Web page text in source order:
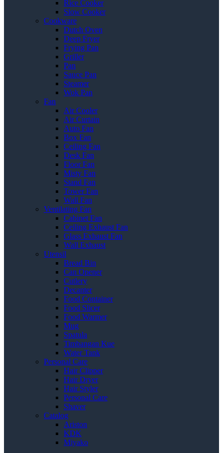
Rice Cooker
Slow Cooker
Cookware
Dutch Oven
Deep Fryer
Frying Pan
Griller
Pan
Sauce Pan
Steamer
Wok Pan
Fan
Air Cooler
Air Curtain
Auto Fan
Box Fan
Ceiling Fan
Desk Fan
Floor Fan
Misty Fan
Stand Fan
Tower Fan
Wall Fan
Ventilating Fan
Cabinet Fan
Ceiling Exhaust Fan
Glass Exhaust Fan
Wall Exhaust
Utensil
Bread Bin
Can Opener
Cutlery
Decanter
Food Container
Food Slicer
Food Warmer
Mug
Spatula
Timbangan Kue
Water Tank
Personal Care
Hair Clipper
Hair Dryer
Hair Styler
Personal Care
Shaver
Catalog
Ariston
KDK
Miyako